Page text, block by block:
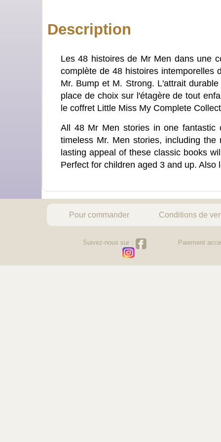
Description
Les 48 histoires de Mr Men dans une
complète de 48 histoires intemporelles
Mr. Bump et M. Strong. L'attrait
place de choix sur l'étagère de tout
le coffret Little Miss My Complete
All 48 Mr Men stories in one fantastic
timeless Mr. Men stories, including
lasting appeal of these classic books
Perfect for children aged 3 and up.
Pour commander Conditions de
Suivez-nous sur : Paiement